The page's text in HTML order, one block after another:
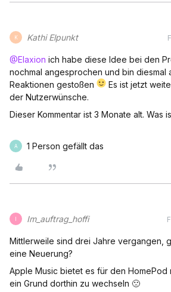
K Kathi Elpunkt
@Elaxion ich habe diese Idee bei den
nochmal angesprochen und bin diesmal
Reaktionen gestoßen
Es ist jetzt
der Nutzerwünsche.
Dieser Kommentar ist 3 Monate alt. Was
A 1 Person gefällt das
Im_auftrag_hoffi
Mittlerweile sind drei Jahre vergangen,
eine Neuerung?
Apple Music bietet es für den HomePod
ein Grund dorthin zu wechseln 🙁